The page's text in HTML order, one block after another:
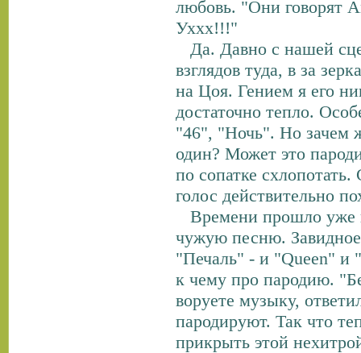
любовь. "Они говорят
Уххх!!!"
Да. Давно с нашей
взглядов туда, в за
на Цоя. Гением я его
достаточно тепло.
"46", "Ночь". Но зачем
один? Может это
по сопатке
голос действительно
Времени прошло уже
чужую песню.
"Печаль" - и "Queen" и
к чему про пародию.
воруете музыку,
пародируют. Так что
прикрыть этой